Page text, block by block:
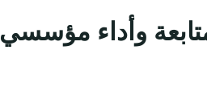
وأداء مؤسسي